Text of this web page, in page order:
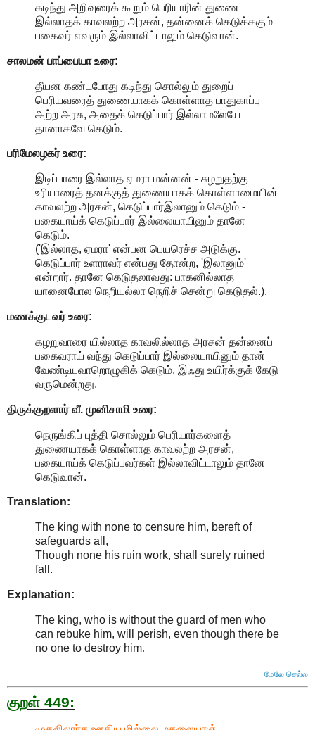
கடிந்து அறிவுரைக் கூறும் பெரியாரின் துணை
இல்லாதக் காவலற்ற அரசன், தன்னைக் கெடுக்ககும்
பகைவர் எவரும் இல்லாவிட்டாலும் கெடுவான்.
சாலமன் பாப்பையா உரை:
தீயன கண்டபோது கடிந்து சொல்லும் துறைப்
பெரியவரைத் துணையாகக் கொள்ளாத பாதுகாப்பு
அற்ற அரசு, அதைக் கெடுப்பார் இல்லாமலேயே
தானாகவே கெடும்.
பரிமேலழகர் உரை:
இடிப்பாரை இல்லாத ஏமரா மன்னன் - சுழறுதற்கு
உரியாரைத் தனக்குத் துணையாகக் கொள்ளாமையின்
காவலற்ற அரசன், கெடுப்பார்இலானும் கெடும் -
பகையாய்க் கெடுப்பார் இல்லையாயினும் தானே
கெடும்.
('இல்லாத, ஏமரா' என்பன பெயரெச்ச அடுக்கு.
கெடுப்பார் உளராவர் என்பது தோன்ற, 'இலானும்'
என்றார். தானே கெடுதலாவது: பாகனில்லாத
யானைபோல நெறியல்லா நெறிச் சென்று கெடுதல்.).
மணக்குடவர் உரை:
கழறுவாரை யில்லாத காவலில்லாத அரசன் தன்னைப்
பகைவராய் வந்து கெடுப்பார் இல்லையாயினும் தான்
வேண்டியவாறொழுகிக் கெடும். இஃது உயிர்க்குக் கேடு
வருமென்றது.
திருக்குறளார் வீ. முனிசாமி உரை:
நெருங்கிப் புத்தி சொல்லும் பெரியார்களைத்
துணையாகக் கொள்ளாத காவலற்ற அரசன்,
பகையாய்க் கெடுப்பவர்கள் இல்லாவிட்டாலும் தானே
கெடுவான்.
Translation:
The king with none to censure him, bereft of
safeguards all,
Though none his ruin work, shall surely ruined
fall.
Explanation:
The king, who is without the guard of men who
can rebuke him, will perish, even though there be
no one to destroy him.
மேலே செல்ல
குறள் 449: